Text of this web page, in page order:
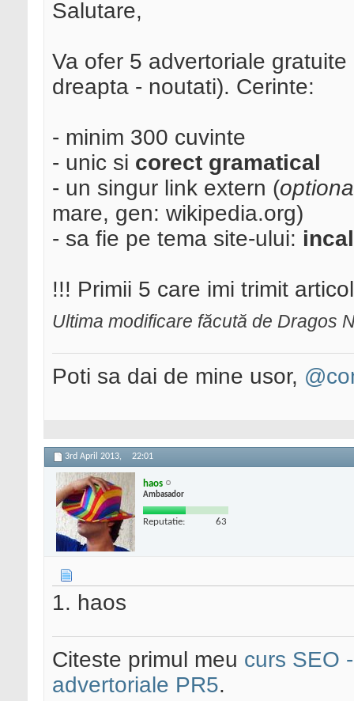
Salutare,
Va ofer 5 advertoriale
dreapta - noutati). Cerinte:
- minim 300 cuvinte
- unic si corect gramatical
- un singur link extern (
mare, gen: wikipedia.org)
- sa fie pe tema site-ului:
!!! Primii 5 care imi trimit
Ultima modificare făcută de Dragos
Poti sa dai de mine usor,
3rd April 2013, 22:01
haos
Ambasador
Reputatie: 63
1. haos
Citeste primul meu curs SEO
advertoriale PR5.